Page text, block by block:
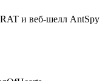
и веб-шелл AntSpy